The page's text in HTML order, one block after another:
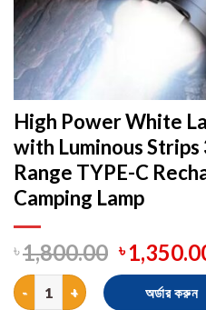
High Power White
with Luminous
Range TYPE-C
Camping Lamp
৳1,800.00 ৳
High Power White Laser LED
অর্ডার করুন